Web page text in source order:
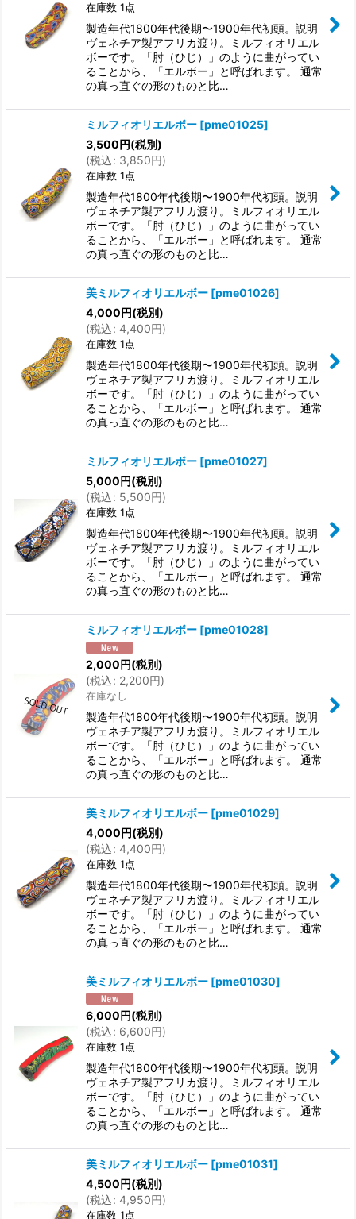
在庫数 1点
製造年代1800年代後期〜1900年代初頭。説明
ヴェネチア製アフリカ渡り。ミルフィオリエル
ボーです。「肘（ひじ）」のように曲がってい
ることから、「エルボー」と呼ばれます。 通常
の真っ直ぐの形のものと比…
ミルフィオリエルボー [pme01025]
3,500円(税別)
(税込: 3,850円)
在庫数 1点
製造年代1800年代後期〜1900年代初頭。説明
ヴェネチア製アフリカ渡り。ミルフィオリエル
ボーです。「肘（ひじ）」のように曲がってい
ることから、「エルボー」と呼ばれます。 通常
の真っ直ぐの形のものと比…
美ミルフィオリエルボー [pme01026]
4,000円(税別)
(税込: 4,400円)
在庫数 1点
製造年代1800年代後期〜1900年代初頭。説明
ヴェネチア製アフリカ渡り。ミルフィオリエル
ボーです。「肘（ひじ）」のように曲がってい
ることから、「エルボー」と呼ばれます。 通常
の真っ直ぐの形のものと比…
ミルフィオリエルボー [pme01027]
5,000円(税別)
(税込: 5,500円)
在庫数 1点
製造年代1800年代後期〜1900年代初頭。説明
ヴェネチア製アフリカ渡り。ミルフィオリエル
ボーです。「肘（ひじ）」のように曲がってい
ることから、「エルボー」と呼ばれます。 通常
の真っ直ぐの形のものと比…
ミルフィオリエルボー [pme01028]
2,000円(税別)
(税込: 2,200円)
在庫なし
製造年代1800年代後期〜1900年代初頭。説明
ヴェネチア製アフリカ渡り。ミルフィオリエル
ボーです。「肘（ひじ）」のように曲がってい
ることから、「エルボー」と呼ばれます。 通常
の真っ直ぐの形のものと比…
美ミルフィオリエルボー [pme01029]
4,000円(税別)
(税込: 4,400円)
在庫数 1点
製造年代1800年代後期〜1900年代初頭。説明
ヴェネチア製アフリカ渡り。ミルフィオリエル
ボーです。「肘（ひじ）」のように曲がってい
ることから、「エルボー」と呼ばれます。 通常
の真っ直ぐの形のものと比…
美ミルフィオリエルボー [pme01030]
6,000円(税別)
(税込: 6,600円)
在庫数 1点
製造年代1800年代後期〜1900年代初頭。説明
ヴェネチア製アフリカ渡り。ミルフィオリエル
ボーです。「肘（ひじ）」のように曲がってい
ることから、「エルボー」と呼ばれます。 通常
の真っ直ぐの形のものと比…
美ミルフィオリエルボー [pme01031]
4,500円(税別)
(税込: 4,950円)
在庫数 1点